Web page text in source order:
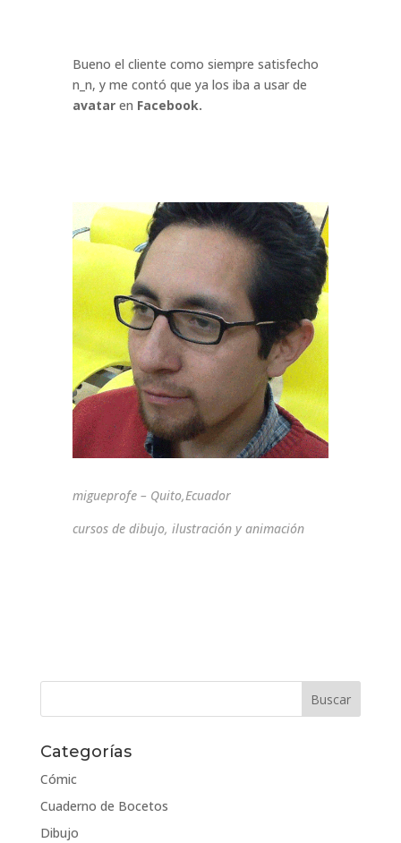
Bueno el cliente como siempre satisfecho
n_n, y me contó que ya los iba a usar de
avataren Facebook.
migueprofe – Quito,Ecuador
cursos de dibujo, ilustración y animación
Categorías
Cómic
Cuaderno de Bocetos
Dibujo